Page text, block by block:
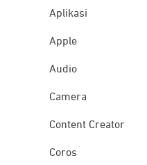
Aplikasi
Apple
Audio
Camera
Content Creator
Coros